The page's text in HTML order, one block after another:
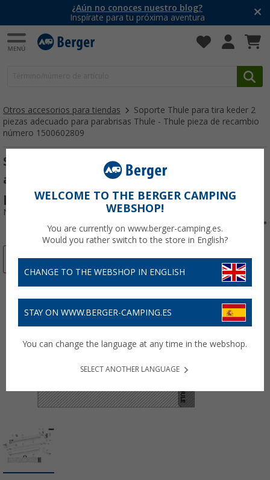
¿Aún no conoces nuestro blog?
Inspírate para tu próxima aventura
Otros accesorios para tiendas
Soporte Thule para tira keder 2
piezas adecuado para parabrisas Thule - Thule pieza de recambio
número 1500602809
Soporte Thule para tira keder 2 piezas
adecuado para parabrisas Thule - Thule
pieza de recambio número 1500602809
Nº de artículo 117619
-7%
WELCOME TO THE BERGER CAMPING
WEBSHOP!
You are currently on www.berger-camping.es.
Would you rather switch to the store in English?
CHANGE TO THE WEBSHOP IN ENGLISH
STAY ON WWW.BERGER-CAMPING.ES
You can change the language at any time in the webshop.
SELECT ANOTHER LANGUAGE